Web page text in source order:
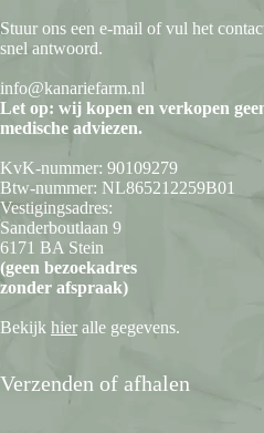
Stuur ons een e-mail of vul het
snel antwoord.
info@kanariefarm.nl
Let op: wij kopen en verkopen
medische adviezen.
KvK-nummer: 90109279
Btw-nummer: NL865212259B01
Vestigingsadres:
Sanderboutlaan 9
6171 BA Stein
(geen bezoekadres
zonder afspraak)
Bekijk hier alle gegevens.
Verzenden of afhalen